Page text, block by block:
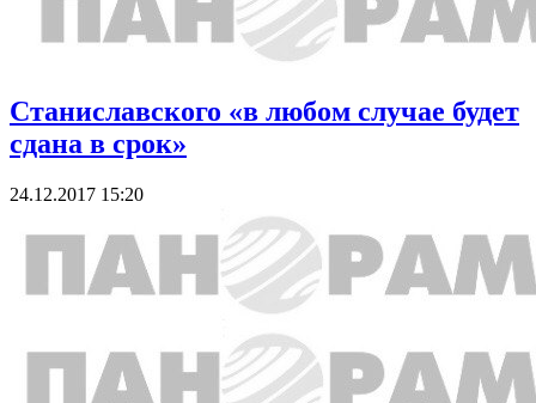
Станиславского «в любом случае будет
сдана в срок»
24.12.2017 15:20